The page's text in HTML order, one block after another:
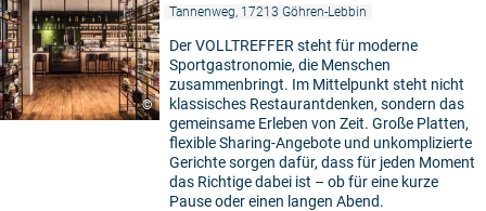
©
Tannenweg, 17213 Göhren-Lebbin
Der VOLLTREFFER steht für moderne
Sportgastronomie, die Menschen
zusammenbringt. Im Mittelpunkt steht nicht
klassisches Restaurantdenken, sondern das
gemeinsame Erleben von Zeit. Große Platten,
flexible Sharing-Angebote und unkomplizierte
Gerichte sorgen dafür, dass für jeden Moment
das Richtige dabei ist – ob für eine kurze
Pause oder einen langen Abend.